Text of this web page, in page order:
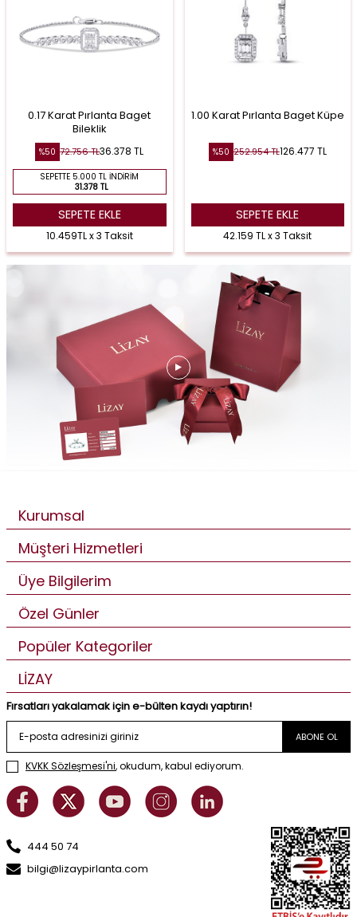
0.17 Karat Pırlanta Baget
Bileklik
%50 72.756TL36.378 TL
SEPETTE 5.000 TL İNDIRIM
31.378 TL
SEPETE EKLE
10.459TL x 3 Taksit
1.00 Karat Pırlanta Baget Küpe
%50 252.954TL126.477 TL
SEPETE EKLE
42.159 TL x 3 Taksit
Kurumsal
Müşteri Hizmetleri
Üye Bilgilerim
Özel Günler
Popüler Kategoriler
LİZAY
Fırsatları yakalamak için e-bülten kaydı yaptırın!
ABONE OL
KVKK Sözleşmesi'ni, okudum, kabul ediyorum.
444 50 74
bilgi@lizaypirlanta.com